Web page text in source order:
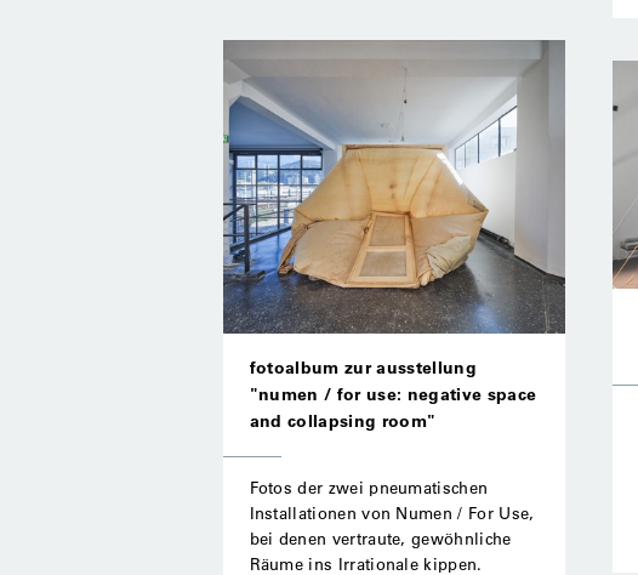
fotoalbum zur ausstellung
"numen / for use: negative space
and collapsing room"
Fotos der zwei pneumatischen
Installationen von Numen / For Use,
bei denen vertraute, gewöhnliche
Räume ins Irrationale kippen.